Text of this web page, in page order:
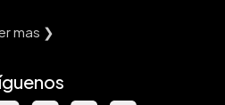
mas ❯